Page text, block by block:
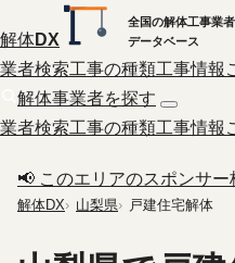
解体DX
全国の解体工事業者
データベース
業者検索工事の種類工事情報
解体事業者を探す
業者検索工事の種類工事情報
📢 このエリアのスポンサー
解体DX 山梨県 戸建住宅解体